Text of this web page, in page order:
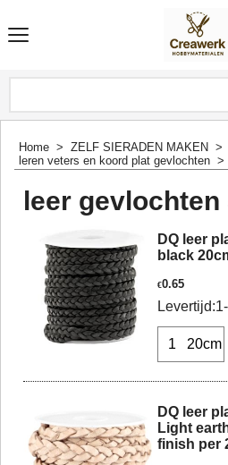
Home > ZELF SIERADEN MAKEN >
leren veters en koord plat gevlochten >
leer gevlochten
DQ leer
black
€0.65
Levertijd:
20cm
DQ leer
Light
finish per